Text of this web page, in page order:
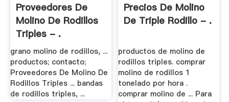
Proveedores De
Molino De Rodillos
Triples - .
grano molino de rodillos, ...
productos; contacto;
Proveedores De Molino De
Rodillos Triples ... bandas
de rodillos triples, ...
Precios De Molino
De Triple Rodillo - .
productos de molino de
rodillos triples. comprar
molino de rodillos 1
tonelado por hora .
comprar molino de ... Para